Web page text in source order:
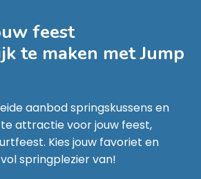
feest
te maken metJump
aanbod springskussens en
attractie voor jouw feest,
Kies jouw favoriet en
springplezier van!